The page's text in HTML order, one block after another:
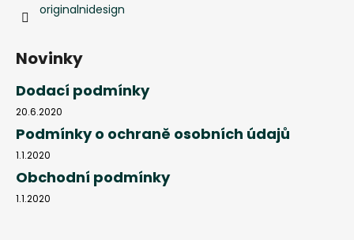
originalnidesign
Novinky
Dodací podmínky
20.6.2020
Podmínky o ochraně osobních údajů
1.1.2020
Obchodní podmínky
1.1.2020